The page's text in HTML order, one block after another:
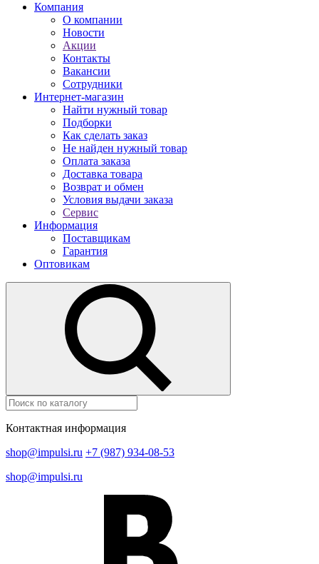
Компания
О компании
Новости
Акции
Контакты
Вакансии
Сотрудники
Интернет-магазин
Найти нужный товар
Подборки
Как сделать заказ
Не найден нужный товар
Оплата заказа
Доставка товара
Возврат и обмен
Условия выдачи заказа
Сервис
Информация
Поставщикам
Гарантия
Оптовикам
Контактная информация
shop@impulsi.ru +7 (987) 934-08-53
shop@impulsi.ru